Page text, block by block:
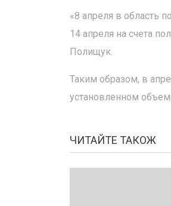
«8 апреля в область
14 апреля на счета
Полищук.
Таким образом, в
установленном
ЧИТАЙТЕ ТАКОЖ